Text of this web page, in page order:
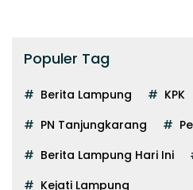
Populer Tag
Berita Lampung
KPK
PN Tanjungkarang
Berita Lampung Hari Ini
Kejati Lampung